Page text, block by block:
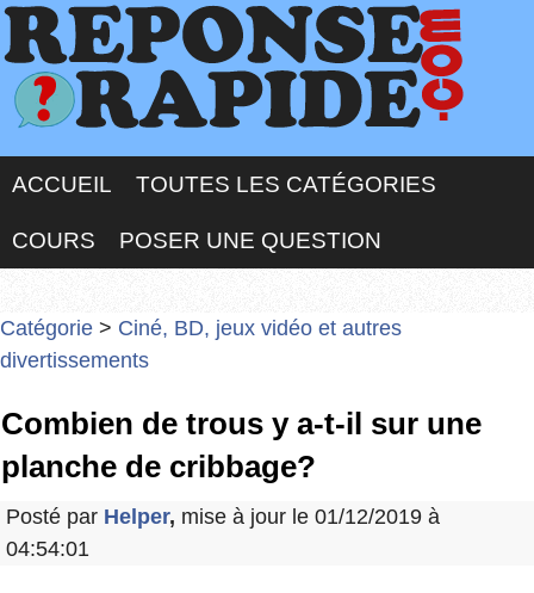
ACCUEIL TOUTES LES CATÉGORIES
COURS POSER UNE QUESTION
Catégorie > Ciné, BD, jeux vidéo et autres
divertissements
Combien de trous y a-t-il sur une
planche de cribbage?
Posté par Helper, mise à jour le 01/12/2019 à
04:54:01